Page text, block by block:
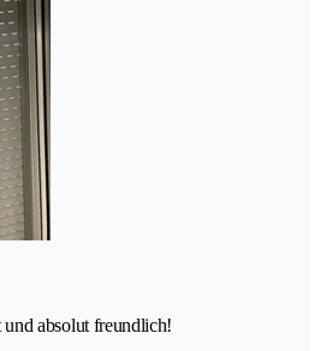
und absolut freundlich!